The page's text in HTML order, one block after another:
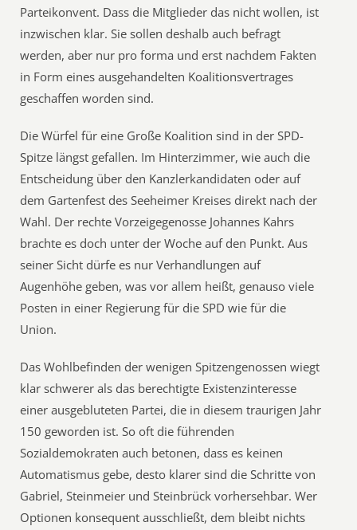
Parteikonvent. Dass die Mitglieder das nicht wollen, ist
inzwischen klar. Sie sollen deshalb auch befragt
werden, aber nur pro forma und erst nachdem Fakten
in Form eines ausgehandelten Koalitionsvertrages
geschaffen worden sind.
Die Würfel für eine Große Koalition sind in der SPD-
Spitze längst gefallen. Im Hinterzimmer, wie auch die
Entscheidung über den Kanzlerkandidaten oder auf
dem Gartenfest des Seeheimer Kreises direkt nach der
Wahl. Der rechte Vorzeigegenosse Johannes Kahrs
brachte es doch unter der Woche auf den Punkt. Aus
seiner Sicht dürfe es nur Verhandlungen auf
Augenhöhe geben, was vor allem heißt, genauso viele
Posten in einer Regierung für die SPD wie für die
Union.
Das Wohlbefinden der wenigen Spitzengenossen wiegt
klar schwerer als das berechtigte Existenzinteresse
einer ausgebluteten Partei, die in diesem traurigen Jahr
150 geworden ist. So oft die führenden
Sozialdemokraten auch betonen, dass es keinen
Automatismus gebe, desto klarer sind die Schritte von
Gabriel, Steinmeier und Steinbrück vorhersehbar. Wer
Optionen konsequent ausschließt, dem bleibt nichts